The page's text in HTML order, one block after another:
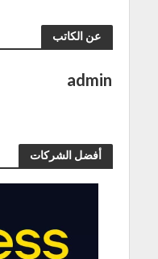
عن الكاتب
admin
أفضل الشركات